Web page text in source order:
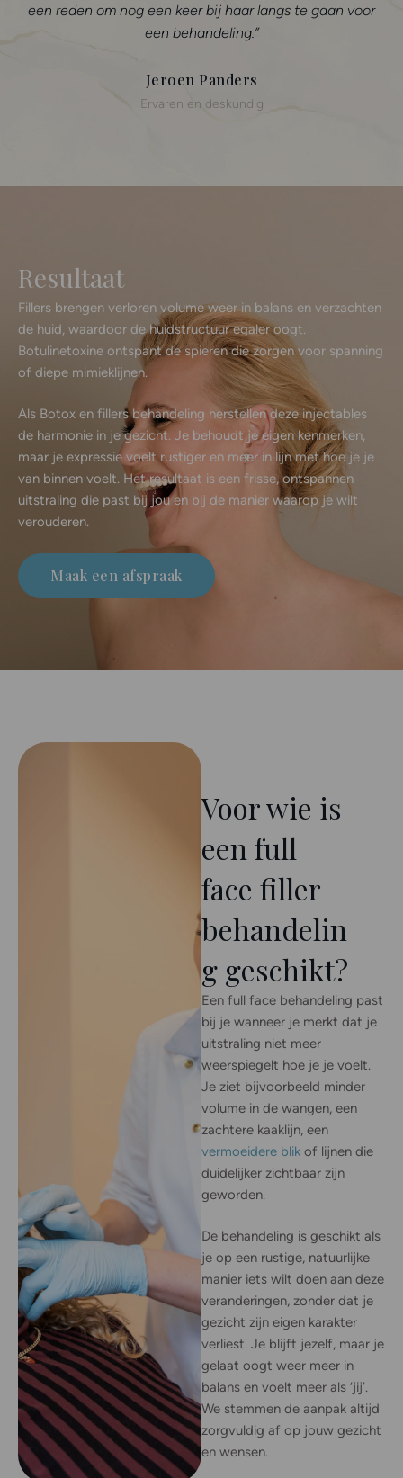
te gaan voor
cosmetisch arts KNMG. Bij haar kan ik
dat ik altijd een eerlijk antwoord krijg
Resultaat
Fillers brengen verloren volume weer in balans en verzachten
de huid, waardoor de huidstructuur egaler oogt.
Botulinetoxine ontspant de spieren die zorgen voor spanning
of diepe mimieklijnen.
Als Botox en fillers behandeling herstellen deze injectables
de harmonie in je gezicht. Je behoudt je eigen kenmerken,
maar je expressie voelt rustiger en meer in lijn met hoe je je
van binnen voelt. Het resultaat is een frisse, ontspannen
uitstraling die past bij jou en bij de manier waarop je wilt
Voor wie is
een full
face filler
behandelin
g geschikt?
Een full face behandeling past
bij je wanneer je merkt dat je
uitstraling niet meer
weerspiegelt hoe je je voelt.
Je ziet bijvoorbeeld minder
volume in de wangen, een
zachtere kaaklijn, een
vermoeidere blik of lijnen die
duidelijker zichtbaar zijn
De behandeling is geschikt als
je op een rustige, natuurlijke
manier iets wilt doen aan deze
veranderingen, zonder dat je
gezicht zijn eigen karakter
verliest. Je blijft jezelf, maar je
gelaat oogt weer meer in
balans en voelt meer als ‘jij’.
We stemmen de aanpak altijd
zorgvuldig af op jouw gezicht